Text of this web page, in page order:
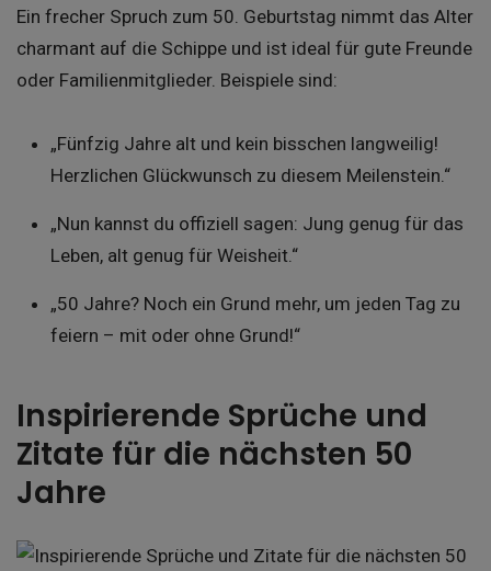
Ein frecher Spruch zum 50. Geburtstag nimmt das Alter
charmant auf die Schippe und ist ideal für gute Freunde
oder Familienmitglieder. Beispiele sind:
„Fünfzig Jahre alt und kein bisschen langweilig!
Herzlichen Glückwunsch zu diesem Meilenstein.“
„Nun kannst du offiziell sagen: Jung genug für das
Leben, alt genug für Weisheit.“
„50 Jahre? Noch ein Grund mehr, um jeden Tag zu
feiern – mit oder ohne Grund!“
Inspirierende Sprüche und
Zitate für die nächsten 50
Jahre